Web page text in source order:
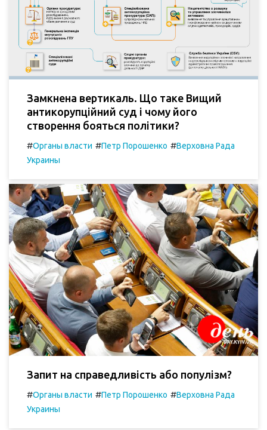
Замкнена вертикаль. Що таке Вищий
антикорупційний суд і чому його
створення бояться політики?
#Органы власти #Петр Порошенко #Верховна Рада
Украины
Запит на справедливість або популізм?
#Органы власти #Петр Порошенко #Верховна Рада
Украины